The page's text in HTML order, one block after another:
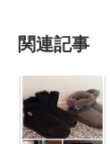
関連記事